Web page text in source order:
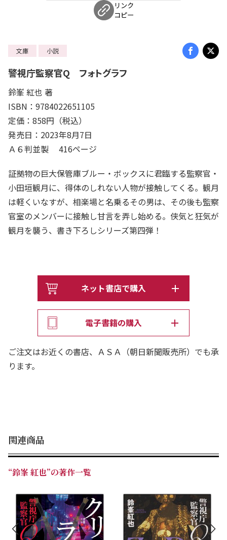
リンク
コピー
文庫 小説
警視庁監察官Q フォトグラフ
鈴峯 紅也 著
ISBN：9784022651105
定価：858円（税込）
発売日：2023年8月7日
Ａ６判並製 416ページ
証拠物の巨大保管庫ブルー・ボックスに君臨する監察官・
小田垣観月に、得体のしれない人物が接触してくる。観月
は軽くいなすが、相楽場と名乗るその男は、その後も監察
官室のメンバーに接触し甘言を弄し始める。侠気と狂気が
観月を襲う、書き下ろしシリーズ第四弾！
ネット書店で購入
電子書籍の購入
ご注文はお近くの書店、ＡＳＡ（朝日新聞販売所）でも承
ります。
関連商品
“鈴峯 紅也”の著作一覧